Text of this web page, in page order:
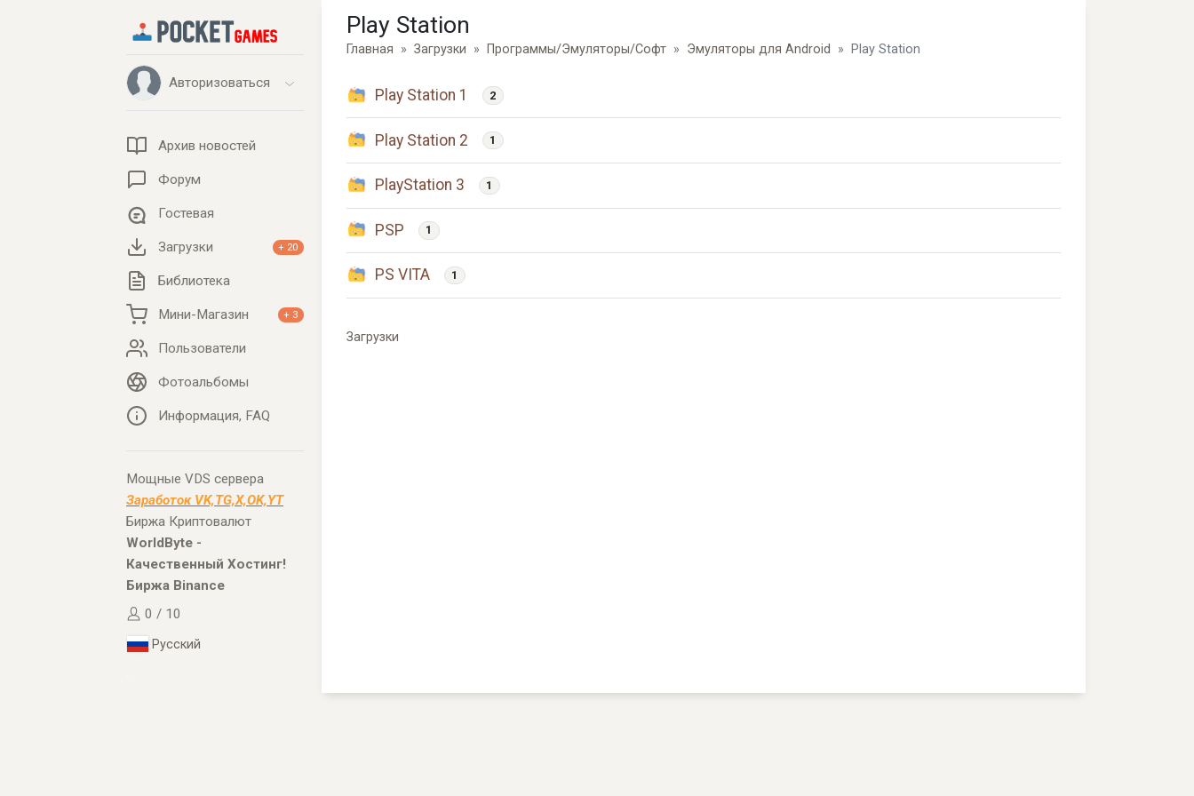
Авторизоваться
Архив новостей
Форум
Гостевая
Загрузки + 20
Библиотека
Мини-Магазин + 3
Пользователи
Фотоальбомы
Информация, FAQ
Мощные VDS сервера
Заработок VK,TG,X,OK,YT
Биржа Криптовалют
WorldByte -
Качественный Хостинг!
Биржа Binance
0 / 10
Русский
Play Station
Главная Загрузки Программы/Эмуляторы/Софт Эмуляторы для Android Play Station
Play Station 1 2
Play Station 2 1
PlayStation 3 1
PSP 1
PS VITA 1
Загрузки